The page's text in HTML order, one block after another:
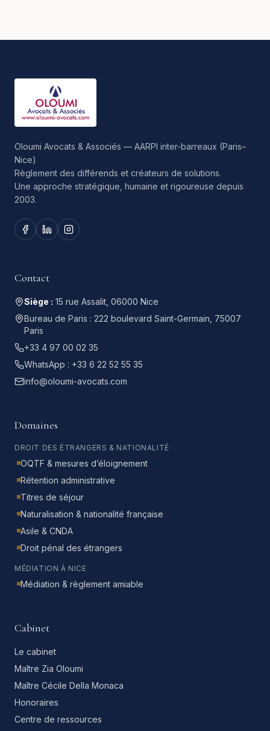
Oloumi Avocats & Associés — AARPI inter-barreaux (Paris–
Nice)
Règlement des différends et créateurs de solutions.
Une approche stratégique, humaine et rigoureuse depuis
2003.
Contact
Siège : 15 rue Assalit, 06000 Nice
Bureau de Paris : 222 boulevard Saint-Germain, 75007
Paris
+33 4 97 00 02 35
WhatsApp : +33 6 22 52 55 35
info@oloumi-avocats.com
Domaines
DROIT DES ÉTRANGERS & NATIONALITÉ
OQTF & mesures d’éloignement
Rétention administrative
Titres de séjour
Naturalisation & nationalité française
Asile & CNDA
Droit pénal des étrangers
MÉDIATION À NICE
Médiation & règlement amiable
Cabinet
Le cabinet
Maître Zia Oloumi
Maître Cécile Della Monaca
Honoraires
Centre de ressources